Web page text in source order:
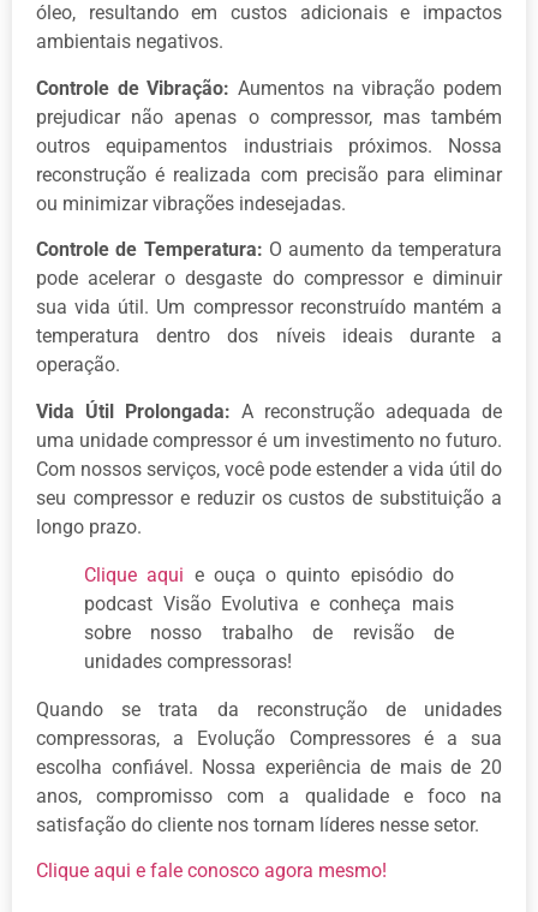
óleo, resultando em custos adicionais e impactos
ambientais negativos.
Controle de Vibração: Aumentos na vibração podem
prejudicar não apenas o compressor, mas também
outros equipamentos industriais próximos. Nossa
reconstrução é realizada com precisão para eliminar
ou minimizar vibrações indesejadas.
Controle de Temperatura: O aumento da temperatura
pode acelerar o desgaste do compressor e diminuir
sua vida útil. Um compressor reconstruído mantém a
temperatura dentro dos níveis ideais durante a
operação.
Vida Útil Prolongada: A reconstrução adequada de
uma unidade compressor é um investimento no futuro.
Com nossos serviços, você pode estender a vida útil do
seu compressor e reduzir os custos de substituição a
longo prazo.
Clique aqui e ouça o quinto episódio do
podcast Visão Evolutiva e conheça mais
sobre nosso trabalho de revisão de
unidades compressoras!
Quando se trata da reconstrução de unidades
compressoras, a Evolução Compressores é a sua
escolha confiável. Nossa experiência de mais de 20
anos, compromisso com a qualidade e foco na
satisfação do cliente nos tornam líderes nesse setor.
Clique aqui e fale conosco agora mesmo!